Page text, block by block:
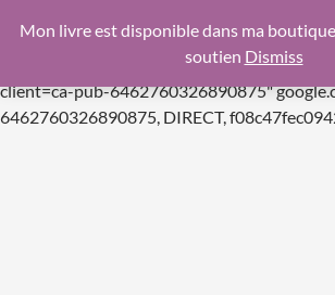
f08c47fec0942fa0
https://pagead2.googlesyndication.com/
client=ca-pub-6462760326890875"
6462760326890875, DIRECT,
Mon livre est disponible dans ma
soutien Dismiss